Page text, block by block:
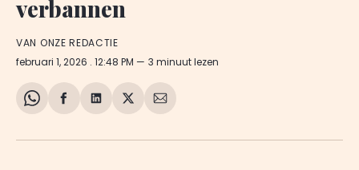
verbannen
VAN ONZE REDACTIE
februari 1, 2026 . 12:48 PM 3 minuut lezen
Share
WhatsApp
Delen
Facebook
Delen
LinkedIn
Share
X
Deel
E-